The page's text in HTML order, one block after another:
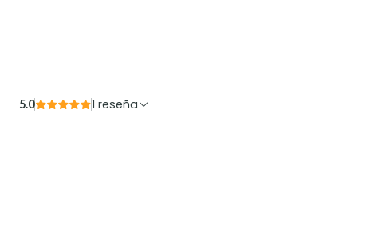
5.0 1 reseña